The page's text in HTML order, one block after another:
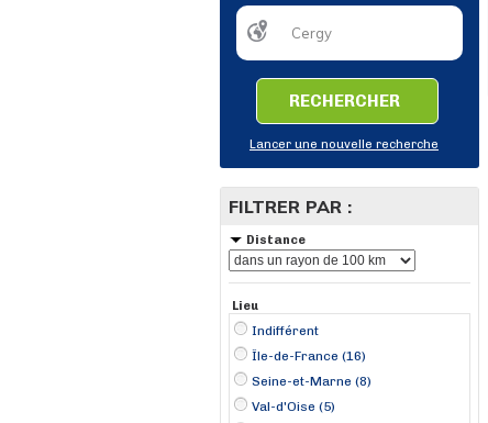
RECHERCHER
Lancer une nouvelle recherche
FILTRER PAR :
Distance
Lieu
Indifférent
Île-de-France (16)
Seine-et-Marne (8)
Val-d'Oise (5)